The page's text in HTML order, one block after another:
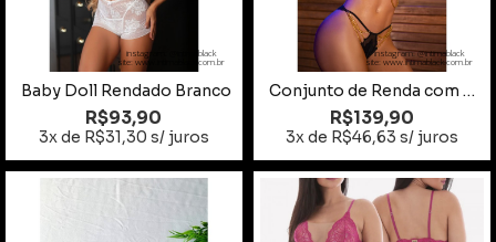
instagram: @intimablack
site: www.intimablack.com.br
Baby Doll Rendado Branco
R$93,90
3x de R$31,30 s/ juros
instagram: @intimablack
site: www.intimablack.com.br
Conjunto de Renda com Aro e Correntes
R$139,90
3x de R$46,63 s/ juros